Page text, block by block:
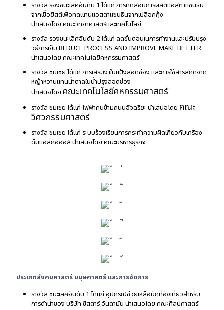
รางวัล รองชนะเลิศอันดับ 1 ได้แก่ การทดสอบการผลิตแอสตาแซนธิน
จากเชื้อยีสต์เพื่อทดแทนแอสตาแซนธินจากเปลือกกุ้ง
นำเสนอโดย คณะวิทยาศาสตร์และเทคโนโลยี
รางวัล รองชนะเลิศอันดับ 2 ได้แก่ ลดขั้นตอนในการทำงานและปรับปรุง
วิธีการเย็บ REDUCE PROCESS AND IMPROVE MAKE BETTER
นำเสนอโดย คณะเทคโนโลยีคหกรรมศาสตร์
รางวัล ชมเชย ได้แก่ การเสริมงาในแป้งลอดช่อง และการใช้สารสกัดจาก
หญ้าหวานแทนน้ำตาลในน้ำปรุงลอดช่อง
นำเสนอโดย คณะเทคโนโลยีคหกรรมศาสตร์
รางวัล ชมเชย ได้แก่ ไฟฟ้าคนข้ามถนนอัจฉริยะ นำเสนอโดย คณะ
วิศวกรรมศาสตร์
รางวัล ชมเชย ได้แก่ ระบบร้องเรียนการกระทำความผิดเกี่ยวกับเครื่อง
ดื่มแอลกอฮอล์ นำเสนอโดย คณะบริหารธุรกิจ
รางวัลชนะเลิศอันดับ 1
ประเภทสังคมศาสตร์ มนุษศาสตร์ และการจัดการ
รางวัล ชนะเลิศอันดับ 1 ได้แก่ อุปกรณ์ช่วยเหลือนักท่องเที่ยวสำหรับ
การดำน้ำของ บริษัท ซีสตาร์ อันดามัน นำเสนอโดย คณะศิลปศาสตร์